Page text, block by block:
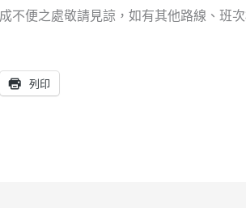
便之處敬請見諒，如有其他路線、班次
列印